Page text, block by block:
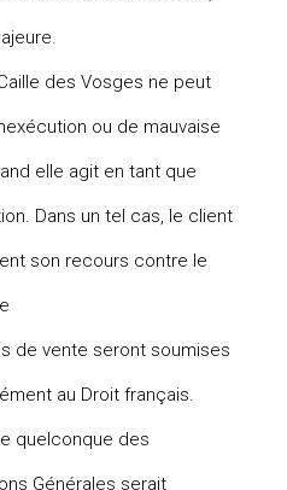
des Vosges ne peut
ou de mauvaise
elle agit en tant que
Dans un tel cas, le client
son recours contre le
de vente seront soumises
au Droit français.
quelconque des
Générales serait